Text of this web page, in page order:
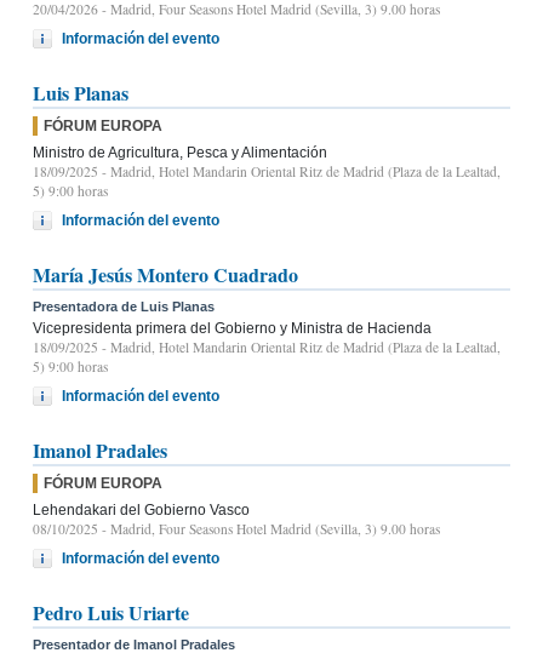
20/04/2026 - Madrid, Four Seasons Hotel Madrid (Sevilla, 3) 9.00 horas
Información del evento
Luis Planas
FÓRUM EUROPA
Ministro de Agricultura, Pesca y Alimentación
18/09/2025 - Madrid, Hotel Mandarin Oriental Ritz de Madrid (Plaza de la Lealtad,
5) 9:00 horas
Información del evento
María Jesús Montero Cuadrado
Presentadora de Luis Planas
Vicepresidenta primera del Gobierno y Ministra de Hacienda
18/09/2025 - Madrid, Hotel Mandarin Oriental Ritz de Madrid (Plaza de la Lealtad,
5) 9:00 horas
Información del evento
Imanol Pradales
FÓRUM EUROPA
Lehendakari del Gobierno Vasco
08/10/2025 - Madrid, Four Seasons Hotel Madrid (Sevilla, 3) 9.00 horas
Información del evento
Pedro Luis Uriarte
Presentador de Imanol Pradales